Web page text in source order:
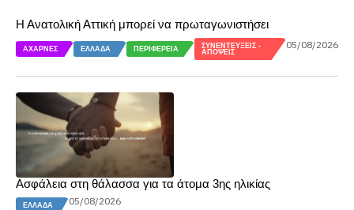
Η Ανατολική Αττική μπορεί να πρωταγωνιστήσει
ΑΧΑΡΝΈΣ ΕΛΛΆΔΑ ΠΕΡΙΦΈΡΕΙΑ
ΣΥΝΕΝΤΕΎΞΕΙΣ -
ΑΠΌΨΕΙΣ
05/08/2026
Ασφάλεια στη θάλασσα για τα άτομα 3ης ηλικίας
ΕΛΛΆΔΑ 05/08/2026